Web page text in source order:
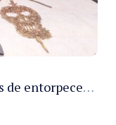
PMAM apreende 16,6 toneladas de entorpecentes e registra aumento nas prisões em flagrante e nas capturas de foragidos no primeiro semestre de 2026